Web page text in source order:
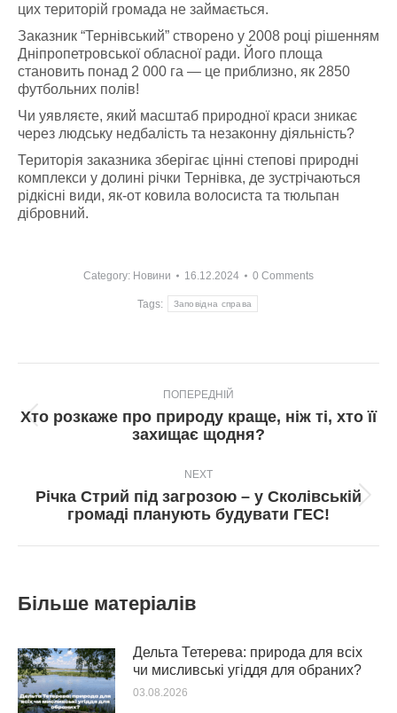
цих територій громада не займається.
Заказник “Тернівський” створено у 2008 році рішенням
Дніпропетровської обласної ради. Його площа
становить понад 2 000 га — це приблизно, як 2850
футбольних полів!
Чи уявляєте, який масштаб природної краси зникає
через людську недбалість та незаконну діяльність?
Територія заказника зберігає цінні степові природні
комплекси у долині річки Тернівка, де зустрічаються
рідкісні види, як-от ковила волосиста та тюльпан
дібровний.
Category: Новини 16.12.2024 0 Comments
Tags: Заповідна справа
navigation
ПОПЕРЕДНІЙ
Попередній
пост:
Хто розкаже про природу краще, ніж ті, хто її
захищає щодня?
NEXT
Next
post:
Річка Стрий під загрозою – у Сколівській
громаді планують будувати ГЕС!
Більше матеріалів
Дельта Тетерева: природа для всіх
чи мисливські угіддя для обраних?
03.08.2026